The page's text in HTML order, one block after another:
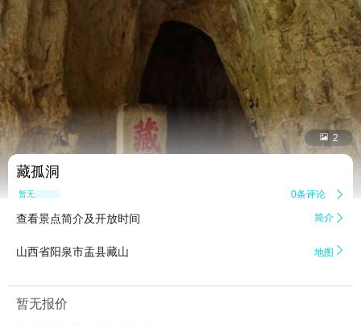
 2
藏孤洞
暂无点评 0条评论 
查看景点简介及开放时间 简介 
山西省阳泉市盂县藏山 地图 
暂无报价
